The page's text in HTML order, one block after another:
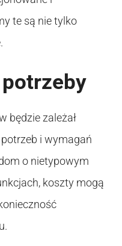
te są nie tylko
będzie zależał
i wymagań
o nietypowym
koszty mogą